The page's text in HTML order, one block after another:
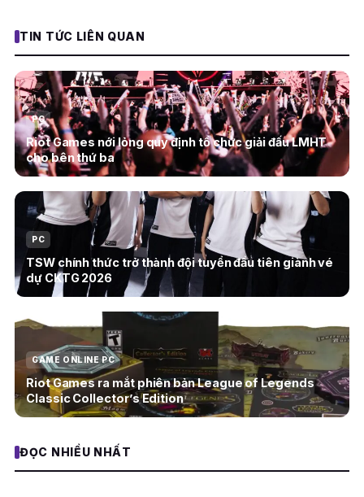
TIN TỨC LIÊN QUAN
PC
Riot Games nới lỏng quy định tổ chức giải đấu LMHT
cho bên thứ ba
PC
TSW chính thức trở thành đội tuyển đầu tiên giành vé
dự CKTG 2026
GAME ONLINE PC
Riot Games ra mắt phiên bản League of Legends
Classic Collector’s Edition
ĐỌC NHIỀU NHẤT